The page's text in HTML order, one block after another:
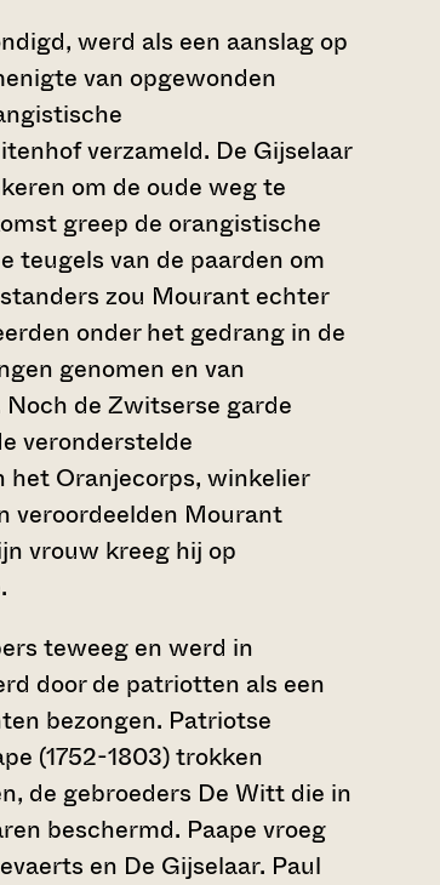
werd als een aanslag op
van opgewonden
verzameld. De Gijselaar
om de oude weg te
greep de orangistische
teugels van de paarden om
zou Mourant echter
onder het gedrang in de
genomen en van
de Zwitserse garde
veronderstelde
het Oranjecorps, winkelier
veroordeelden Mourant
vrouw kreeg hij op
teweeg en werd in
door de patriotten als een
bezongen. Patriotse
(1752-1803) trokken
de gebroeders De Witt die in
beschermd. Paape vroeg
en De Gijselaar. Paul